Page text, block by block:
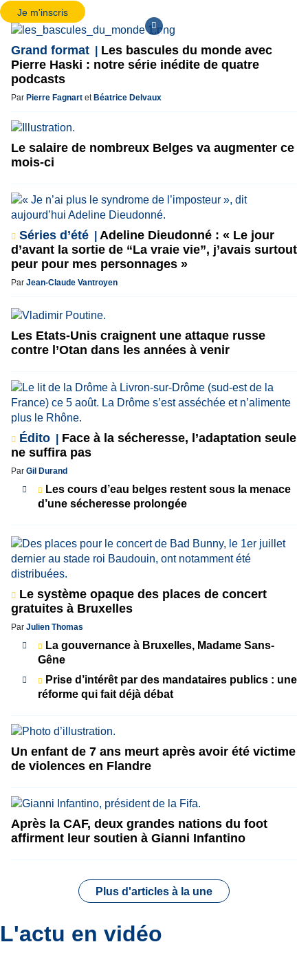
Je m'inscris
Grand format
Les bascules du monde avec
Pierre Haski : notre série inédite de quatre
podcasts
Par Pierre Fagnart et Béatrice Delvaux
Le salaire de nombreux Belges va augmenter ce
mois-ci
Séries d’été
Adeline Dieudonné : « Le jour
d’avant la sortie de “La vraie vie”, j’avais surtout
peur pour mes personnages »
Par Jean-Claude Vantroyen
Les Etats-Unis craignent une attaque russe
contre l’Otan dans les années à venir
Édito
Face à la sécheresse, l’adaptation seule
ne suffira pas
Par Gil Durand
Les cours d’eau belges restent sous la menace
d’une sécheresse prolongée
Le système opaque des places de concert
gratuites à Bruxelles
Par Julien Thomas
La gouvernance à Bruxelles, Madame Sans-
Gêne
Prise d’intérêt par des mandataires publics : une
réforme qui fait déjà débat
Un enfant de 7 ans meurt après avoir été victime
de violences en Flandre
Après la CAF, deux grandes nations du foot
affirment leur soutien à Gianni Infantino
Plus d'articles à la une
L'actu en vidéo